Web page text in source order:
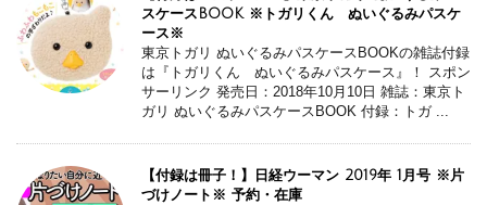
スケースBOOK ※トガリくん ぬいぐるみパスケ
ース※
東京トガリ ぬいぐるみパスケースBOOKの雑誌付録
は『トガリくん ぬいぐるみパスケース』！ スポン
サーリンク 発売日：2018年10月10日 雑誌：東京ト
ガリ ぬいぐるみパスケースBOOK 付録：トガ ...
【付録は冊子！】日経ウーマン 2019年 1月号 ※片
づけノート※ 予約・在庫